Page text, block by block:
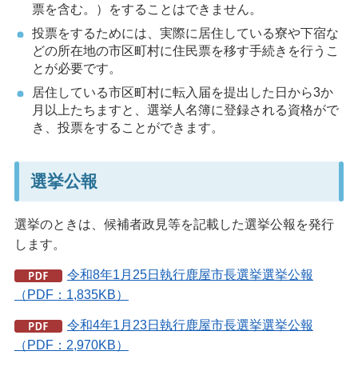
票を含む。）をすることはできません。
投票をするためには、実際に居住している寮や下宿な
どの所在地の市区町村に住民票を移す手続きを行うこ
とが必要です。
居住している市区町村に転入届を提出した日から3か
月以上たちますと、選挙人名簿に登録される資格がで
き、投票をすることができます。
選挙公報
選挙のときは、候補者政見等を記載した選挙公報を発行
します。
令和8年1月25日執行鹿屋市長選挙選挙公報
（PDF：1,835KB）
令和4年1月23日執行鹿屋市長選挙選挙公報
（PDF：2,970KB）